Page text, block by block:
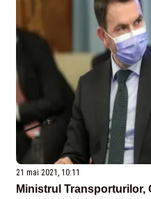
21 mai 2021, 10:11
Ministrul Transporturilor,